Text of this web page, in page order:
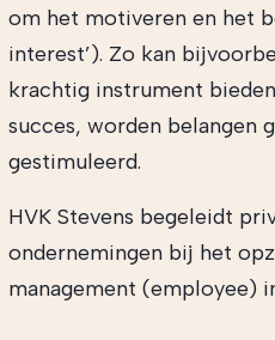
om het motiveren en het
interest’). Zo kan
krachtig instrument
succes, worden belangen
gestimuleerd.
HVK Stevens begeleidt
ondernemingen bij het
management (employee)